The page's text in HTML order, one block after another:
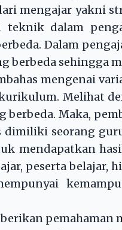
mengajar yakni
teknik dalam
Dalam
berbeda sehingga
mengenai
Melihat
berbeda. Maka,
dimiliki seorang
mendapatkan
peserta belajar,
pemahaman